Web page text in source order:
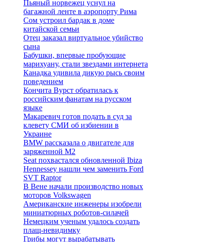
Пьяный норвежец уснул на
багажной ленте в аэропорту Рима
Сом устроил бардак в доме
китайской семьи
Отец заказал виртуальное убийство
сына
Бабушки, впервые пробующие
марихуану, стали звездами интернета
Канадка удивила дикую рысь своим
поведением
Кончита Вурст обратилась к
российским фанатам на русском
языке
Макаревич готов подать в суд за
клевету СМИ об избиении в
Украине
BMW рассказала о двигателе для
заряженной M2
Seat похвастался обновленной Ibiza
Hennessey нашли чем заменить Ford
SVT Raptor
В Вене начали производство новых
моторов Volkswagen
Американские инженеры изобрели
миниатюрных роботов-силачей
Немецким ученым удалось создать
плащ-невидимку
Грибы могут вырабатывать